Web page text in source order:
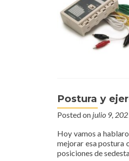
Postura y
Posted on julio 9,
Hoy vamos a
mejorar esa postura
posiciones de